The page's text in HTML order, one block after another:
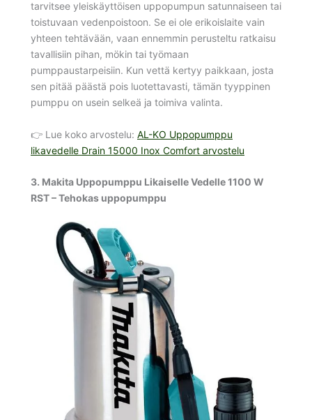
tarvitsee yleiskäyttöisen uppopumpun satunnaiseen tai
toistuvaan vedenpoistoon. Se ei ole erikoislaite vain
yhteen tehtävään, vaan ennemmin perusteltu ratkaisu
tavallisiin pihan, mökin tai työmaan
pumppaustarpeisiin. Kun vettä kertyy paikkaan, josta
sen pitää päästä pois luotettavasti, tämän tyyppinen
pumppu on usein selkeä ja toimiva valinta.
👉 Lue koko arvostelu: AL-KO Uppopumppu
likavedelle Drain 15000 Inox Comfort arvostelu
3. Makita Uppopumppu Likaiselle Vedelle 1100 W
RST – Tehokas uppopumppu